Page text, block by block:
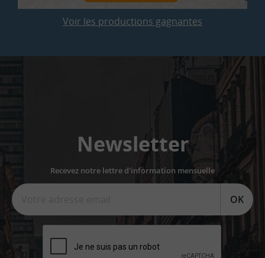
Voir les productions gagnantes
Newsletter
Recevez notre lettre d'information mensuelle
OK